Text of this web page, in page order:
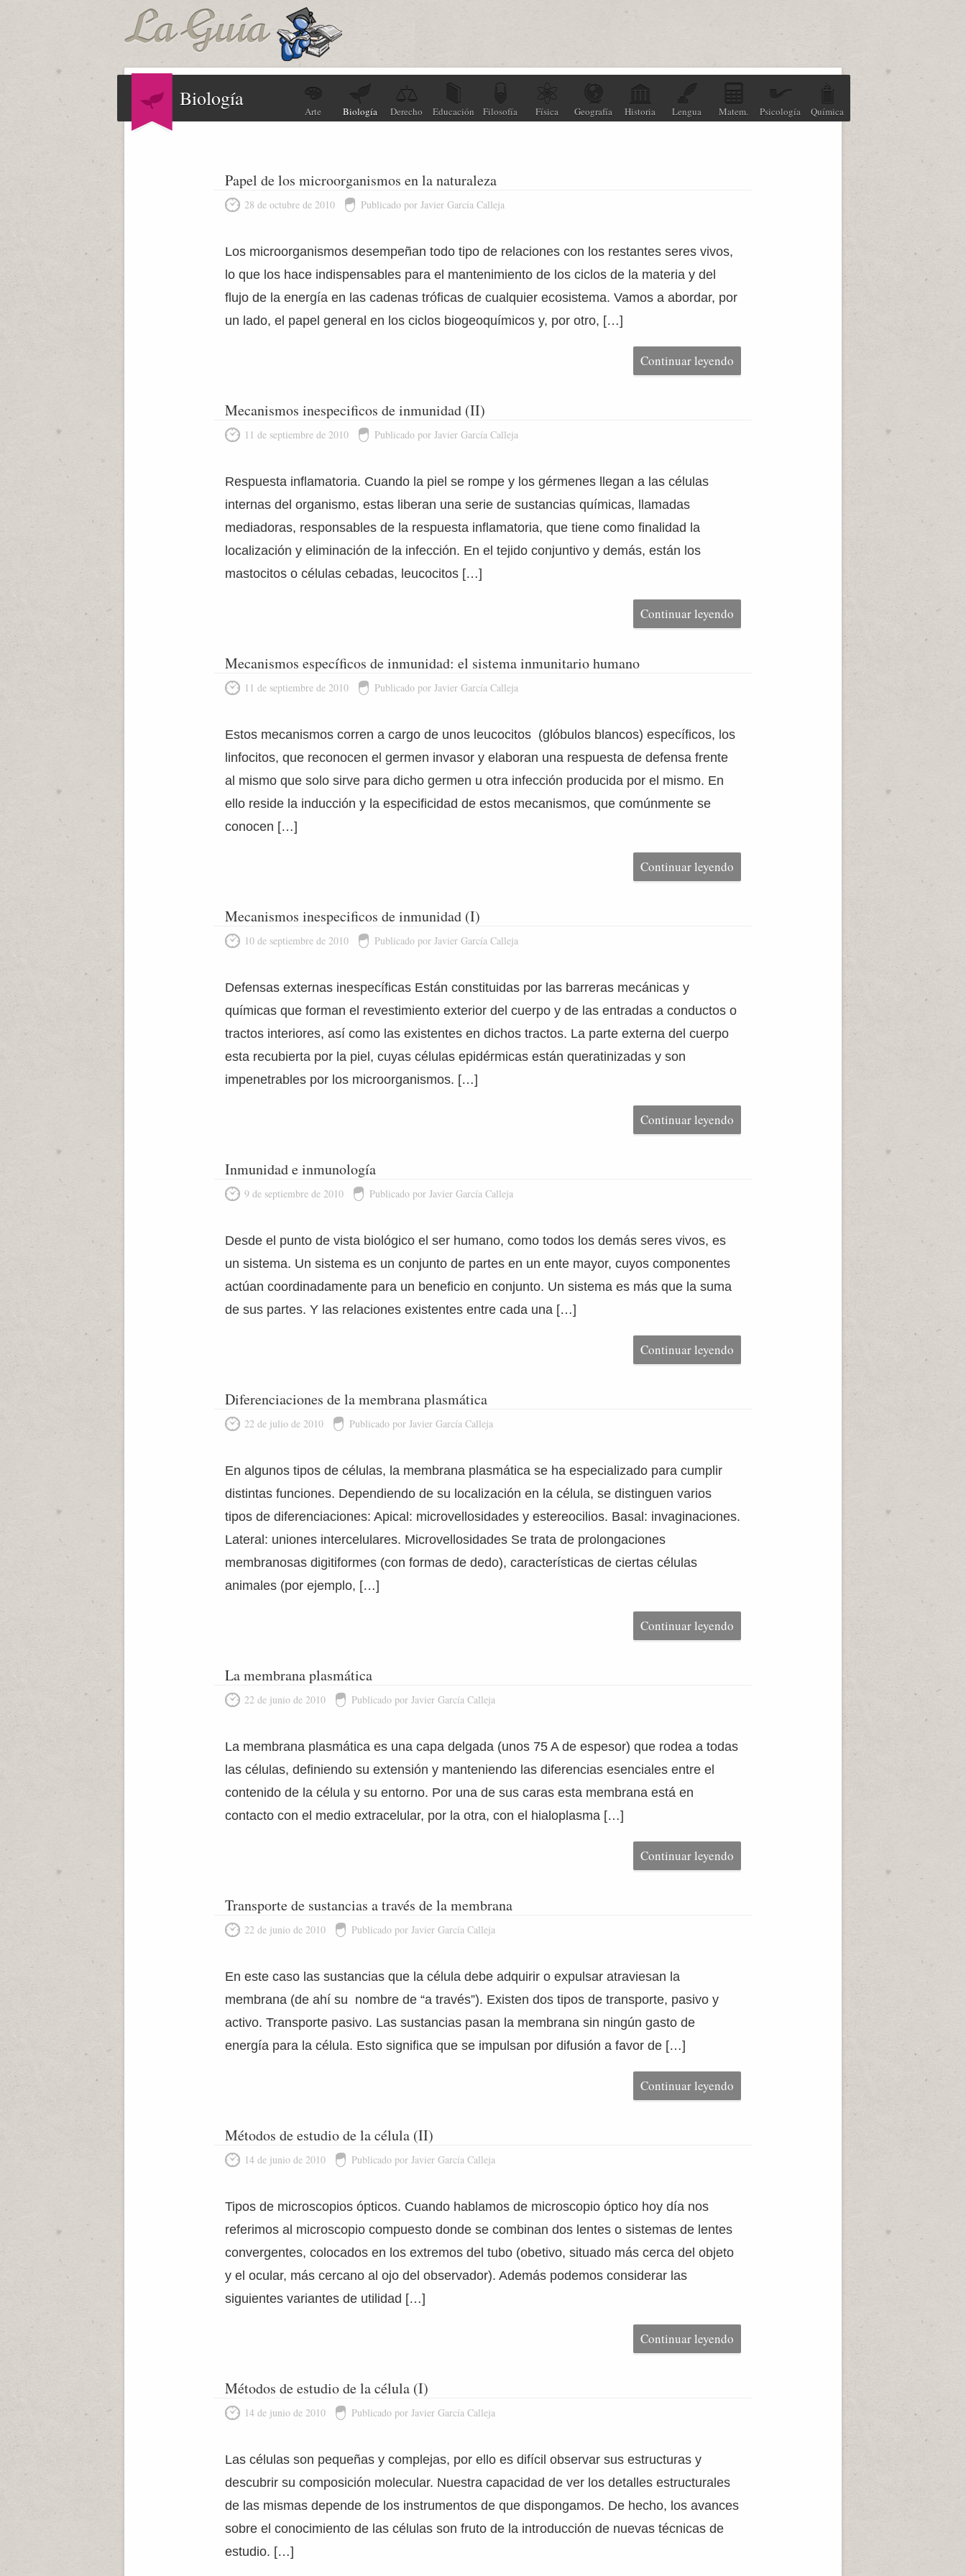
Biología
Arte Biología Derecho Educación Filosofía Física Geografía Historia Lengua Matem. Psicología Química
Papel de los microorganismos en la naturaleza
28 de octubre de 2010 Publicado por Javier García Calleja
Los microorganismos desempeñan todo tipo de relaciones con los restantes seres vivos,
lo que los hace indispensables para el mantenimiento de los ciclos de la materia y del
flujo de la energía en las cadenas tróficas de cualquier ecosistema. Vamos a abordar, por
un lado, el papel general en los ciclos biogeoquímicos y, por otro, […]
Continuar leyendo
Mecanismos inespecificos de inmunidad (II)
11 de septiembre de 2010 Publicado por Javier García Calleja
Respuesta inflamatoria. Cuando la piel se rompe y los gérmenes llegan a las células
internas del organismo, estas liberan una serie de sustancias químicas, llamadas
mediadoras, responsables de la respuesta inflamatoria, que tiene como finalidad la
localización y eliminación de la infección. En el tejido conjuntivo y demás, están los
mastocitos o células cebadas, leucocitos […]
Continuar leyendo
Mecanismos específicos de inmunidad: el sistema inmunitario humano
11 de septiembre de 2010 Publicado por Javier García Calleja
Estos mecanismos corren a cargo de unos leucocitos (glóbulos blancos) específicos, los
linfocitos, que reconocen el germen invasor y elaboran una respuesta de defensa frente
al mismo que solo sirve para dicho germen u otra infección producida por el mismo. En
ello reside la inducción y la especificidad de estos mecanismos, que comúnmente se
conocen […]
Continuar leyendo
Mecanismos inespecificos de inmunidad (I)
10 de septiembre de 2010 Publicado por Javier García Calleja
Defensas externas inespecíficas Están constituidas por las barreras mecánicas y
químicas que forman el revestimiento exterior del cuerpo y de las entradas a conductos o
tractos interiores, así como las existentes en dichos tractos. La parte externa del cuerpo
esta recubierta por la piel, cuyas células epidérmicas están queratinizadas y son
impenetrables por los microorganismos. […]
Continuar leyendo
Inmunidad e inmunología
9 de septiembre de 2010 Publicado por Javier García Calleja
Desde el punto de vista biológico el ser humano, como todos los demás seres vivos, es
un sistema. Un sistema es un conjunto de partes en un ente mayor, cuyos componentes
actúan coordinadamente para un beneficio en conjunto. Un sistema es más que la suma
de sus partes. Y las relaciones existentes entre cada una […]
Continuar leyendo
Diferenciaciones de la membrana plasmática
22 de julio de 2010 Publicado por Javier García Calleja
En algunos tipos de células, la membrana plasmática se ha especializado para cumplir
distintas funciones. Dependiendo de su localización en la célula, se distinguen varios
tipos de diferenciaciones: Apical: microvellosidades y estereocilios. Basal: invaginaciones.
Lateral: uniones intercelulares. Microvellosidades Se trata de prolongaciones
membranosas digitiformes (con formas de dedo), características de ciertas células
animales (por ejemplo, […]
Continuar leyendo
La membrana plasmática
22 de junio de 2010 Publicado por Javier García Calleja
La membrana plasmática es una capa delgada (unos 75 A de espesor) que rodea a todas
las células, definiendo su extensión y manteniendo las diferencias esenciales entre el
contenido de la célula y su entorno. Por una de sus caras esta membrana está en
contacto con el medio extracelular, por la otra, con el hialoplasma […]
Continuar leyendo
Transporte de sustancias a través de la membrana
22 de junio de 2010 Publicado por Javier García Calleja
En este caso las sustancias que la célula debe adquirir o expulsar atraviesan la
membrana (de ahí su nombre de “a través”). Existen dos tipos de transporte, pasivo y
activo. Transporte pasivo. Las sustancias pasan la membrana sin ningún gasto de
energía para la célula. Esto significa que se impulsan por difusión a favor de […]
Continuar leyendo
Métodos de estudio de la célula (II)
14 de junio de 2010 Publicado por Javier García Calleja
Tipos de microscopios ópticos. Cuando hablamos de microscopio óptico hoy día nos
referimos al microscopio compuesto donde se combinan dos lentes o sistemas de lentes
convergentes, colocados en los extremos del tubo (obetivo, situado más cerca del objeto
y el ocular, más cercano al ojo del observador). Además podemos considerar las
siguientes variantes de utilidad […]
Continuar leyendo
Métodos de estudio de la célula (I)
14 de junio de 2010 Publicado por Javier García Calleja
Las células son pequeñas y complejas, por ello es difícil observar sus estruc­turas y
descubrir su composición molecular. Nuestra capacidad de ver los deta­lles estructurales
de las mismas depende de los instrumentos de que dispon­gamos. De hecho, los avances
sobre el conocimiento de las células son fruto de la introducción de nuevas técnicas de
estudio. […]